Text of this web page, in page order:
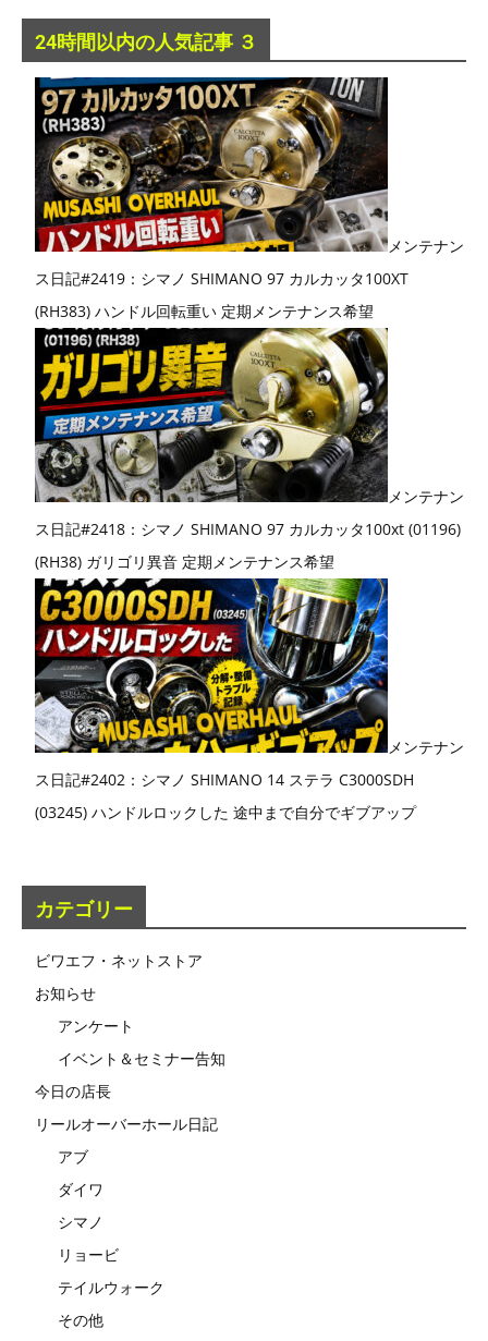
24時間以内の人気記事 ３
メンテナン
ス日記#2419：シマノ SHIMANO 97 カルカッタ100XT
(RH383) ハンドル回転重い 定期メンテナンス希望
メンテナン
ス日記#2418：シマノ SHIMANO 97 カルカッタ100xt (01196)
(RH38) ガリゴリ異音 定期メンテナンス希望
メンテナン
ス日記#2402：シマノ SHIMANO 14 ステラ C3000SDH
(03245) ハンドルロックした 途中まで自分でギブアップ
カテゴリー
ビワエフ・ネットストア
お知らせ
アンケート
イベント＆セミナー告知
今日の店長
リールオーバーホール日記
アブ
ダイワ
シマノ
リョービ
テイルウォーク
その他